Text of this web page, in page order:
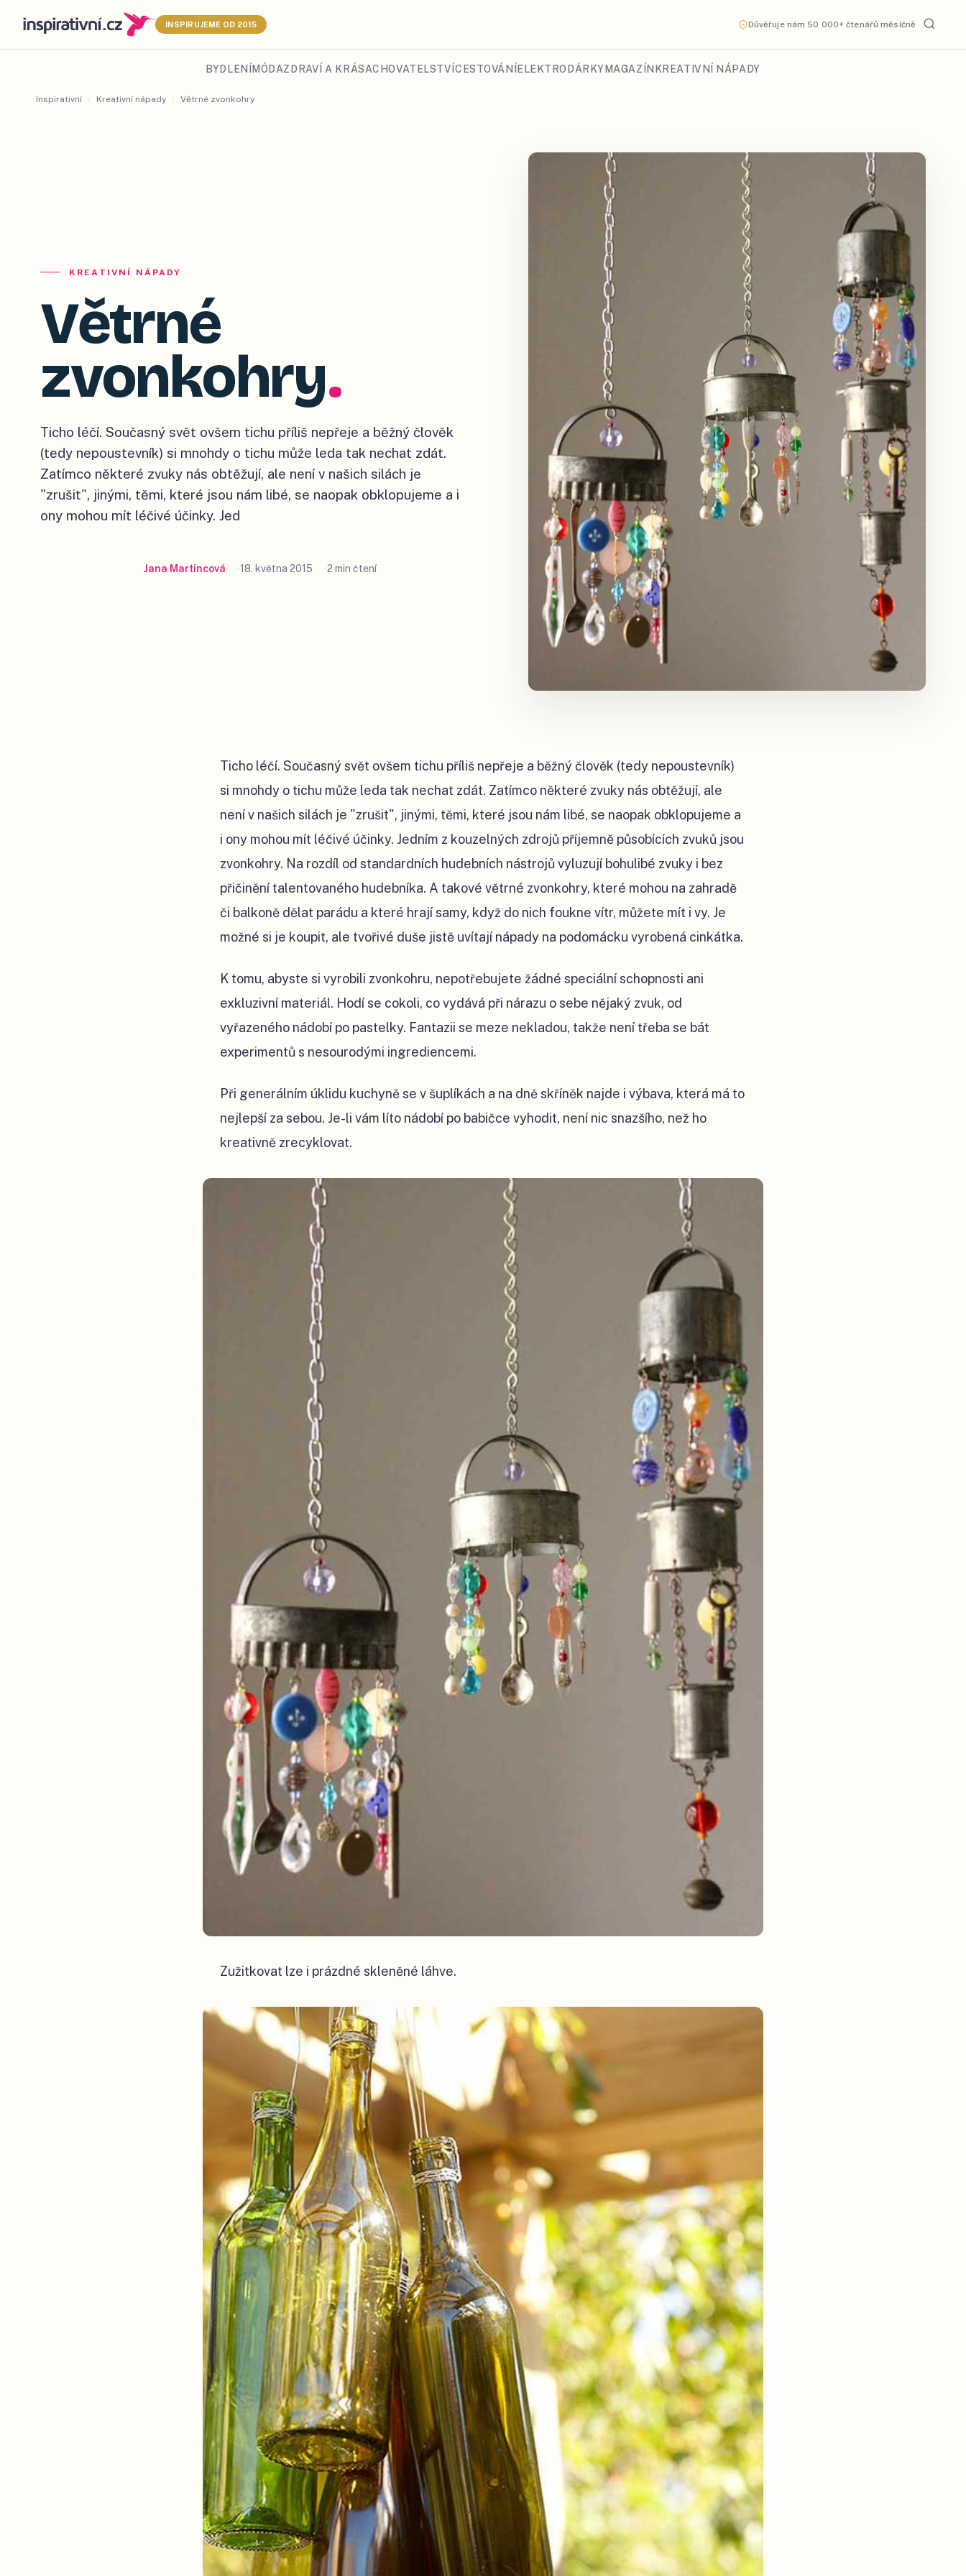
INSPIRUJEME OD 2015 Důvěřuje nám 50 000+ čtenářů měsíčně
BYDLENÍ MÓDAZDRAVÍ A KRÁSACHOVATELSTVÍCESTOVÁNÍ ELEKTRO DÁRKY MAGAZÍN KREATIVNÍ NÁPADY
Inspirativní / Kreativní nápady / Větrné zvonkohry
KREATIVNÍ NÁPADY
Větrné
zvonkohry.
Ticho léčí. Současný svět ovšem tichu příliš nepřeje a běžný člověk
(tedy nepoustevník) si mnohdy o tichu může leda tak nechat zdát.
Zatímco některé zvuky nás obtěžují, ale není v našich silách je
"zrušit", jinými, těmi, které jsou nám libé, se naopak obklopujeme a i
ony mohou mít léčivé účinky. Jed
Jana Martincová 18. května 2015 2 min čtení
Ticho léčí. Současný svět ovšem tichu příliš nepřeje a běžný člověk (tedy nepoustevník)
si mnohdy o tichu může leda tak nechat zdát. Zatímco některé zvuky nás obtěžují, ale
není v našich silách je "zrušit", jinými, těmi, které jsou nám libé, se naopak obklopujeme a
i ony mohou mít léčivé účinky. Jedním z kouzelných zdrojů příjemně působících zvuků jsou
zvonkohry. Na rozdíl od standardních hudebních nástrojů vyluzují bohulibé zvuky i bez
přičinění talentovaného hudebníka. A takové větrné zvonkohry, které mohou na zahradě
či balkoně dělat parádu a které hrají samy, když do nich foukne vítr, můžete mít i vy. Je
možné si je koupit, ale tvořivé duše jistě uvítají nápady na podomácku vyrobená cinkátka.
K tomu, abyste si vyrobili zvonkohru, nepotřebujete žádné speciální schopnosti ani
exkluzivní materiál. Hodí se cokoli, co vydává při nárazu o sebe nějaký zvuk, od
vyřazeného nádobí po pastelky. Fantazii se meze nekladou, takže není třeba se bát
experimentů s nesourodými ingrediencemi.
Při generálním úklidu kuchyně se v šuplíkách a na dně skříněk najde i výbava, která má to
nejlepší za sebou. Je-li vám líto nádobí po babičce vyhodit, není nic snazšího, než ho
kreativně zrecyklovat.
Zužitkovat lze i prázdné skleněné láhve.